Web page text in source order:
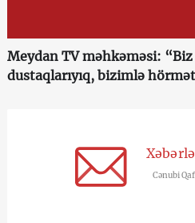
Meydan TV məhkəməsi:
dustaqlarıyıq, bizimlə
Cənubi